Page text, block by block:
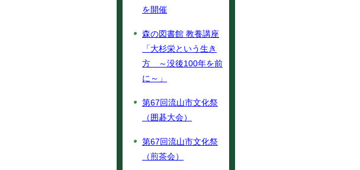
を開催
森の図書館 教養講座
「大杉栄という生き
方 ～没後100年を前
に～」
第67回流山市文化祭
（囲碁大会）
第67回流山市文化祭
（煎茶会）